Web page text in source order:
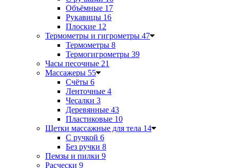
Объёмные 17
Рукавицы 16
Плоские 12
Термометры и гигрометры 47
Термометры 8
Термогигрометры 39
Часы песочные 21
Массажеры 55
Счёты 6
Ленточные 4
Чесалки 3
Деревянные 43
Пластиковые 10
Щетки массажные для тела 14
С ручкой 6
Без ручки 8
Пемзы и пилки 9
Расчески 9